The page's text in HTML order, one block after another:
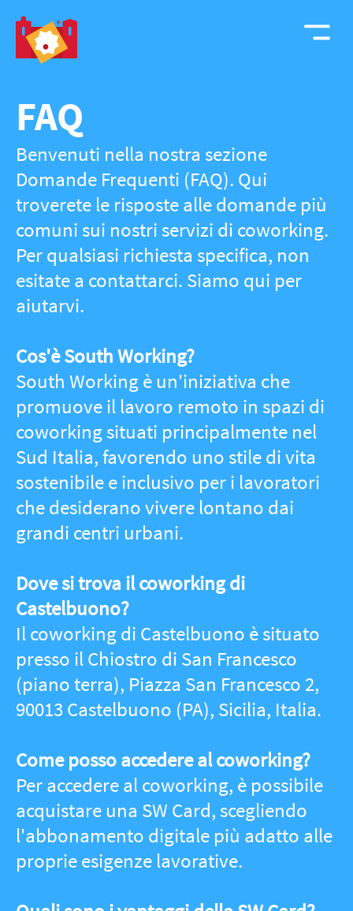
Benvenuti nella nostra sezione
Domande Frequenti (FAQ). Qui
troverete le risposte alle domande più
comuni sui nostri servizi di coworking.
Per qualsiasi richiesta specifica, non
esitate a contattarci. Siamo qui per
Cos'è South Working?
South Working è un'iniziativa che
promuove il lavoro remoto in spazi di
coworking situati principalmente nel
sostenibile e inclusivo per i lavoratori
che desiderano vivere lontano dai
grandi centri urbani.
Dove si trova il coworking di
Castelbuono?
Il coworking di Castelbuono è situato
presso il Chiostro di San Francesco
(piano terra), Piazza San Francesco 2,
90013 Castelbuono (PA), Sicilia, Italia.
Come posso accedere al coworking?
acquistare una SW Card, scegliendo
l'abbonamento digitale più adatto alle
proprie esigenze lavorative.
Quali sono i vantaggi della SW Card?
La SW Card consente l'accesso agli
spazi di coworking e include vari servizi
studiati per ottimizzare l'esperienza
lavorativa. Inoltre, offre vantaggi
noleggio auto senza conducente in
tutta Italia grazie alla collaborazione
con Sicily by Car.
Quanto costa la SW Card?
La versione Supporter della SW Card
costa €30 all'anno, quella Standard 20€